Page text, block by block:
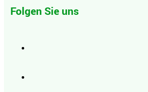
Folgen Sie uns